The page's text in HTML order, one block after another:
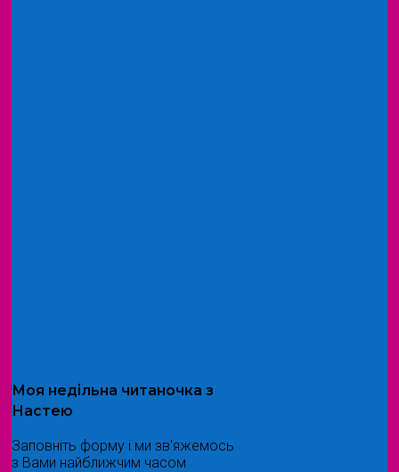
Моя недільна читаночка з
Настею
Заповніть форму і ми зв'яжемось
з Вами найближчим часом